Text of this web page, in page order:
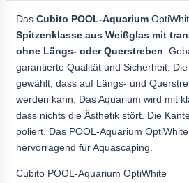
Das Cubito POOL-Aquarium
Spitzenklasse aus Weißglas mit
ohne Längs- oder Querstreben.
garantierte Qualität und Sicherheit.
gewählt, dass auf Längs- und
werden kann. Das Aquarium wird mit
dass nichts die Ästhetik stört. Die
poliert. Das POOL-Aquarium
hervorragend für Aquascaping.
Cubito POOL-Aquarium OptiWhite